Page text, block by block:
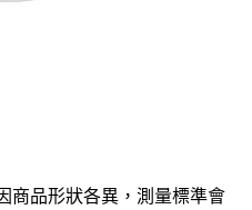
商品形狀各異，測量標準會